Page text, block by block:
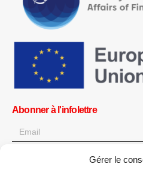
Gérer le
Abonner à l'infolettre